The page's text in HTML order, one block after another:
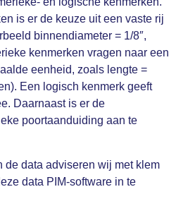
is er de keuze uit een vaste rij
binnendiameter = 1/8″,
kenmerken vragen naar een
eenheid, zoals lengte =
Een logisch kenmerk geeft
Daarnaast is er de
poortaanduiding aan te
de data adviseren wij met klem
data PIM-software in te